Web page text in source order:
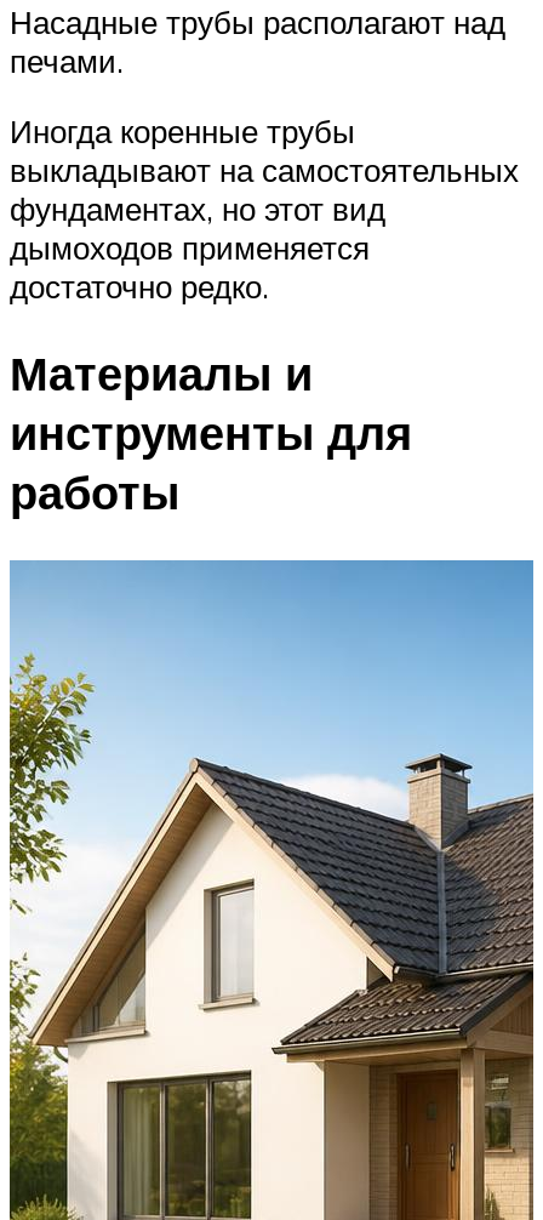
Насадные трубы располагают над
печами.
Иногда коренные трубы
выкладывают на самостоятельных
фундаментах, но этот вид
дымоходов применяется
достаточно редко.
Материалы и
инструменты для
работы